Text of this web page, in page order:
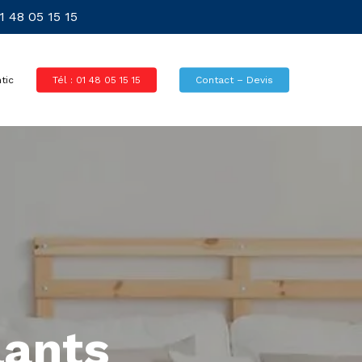
05 15 15
Tél : 01 48 05 15 15 Contact – Devis